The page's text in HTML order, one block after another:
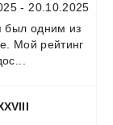
- 20.10.2025
был одним из
Мой рейтинг